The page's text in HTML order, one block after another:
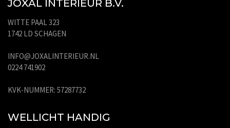
JOXAL INTERIEUR B.V.
WITTE PAAL 323
1742 LD SCHAGEN
INFO@JOXALINTERIEUR.NL
0224 741902
KVK-NUMMER: 57287732
WELLICHT HANDIG